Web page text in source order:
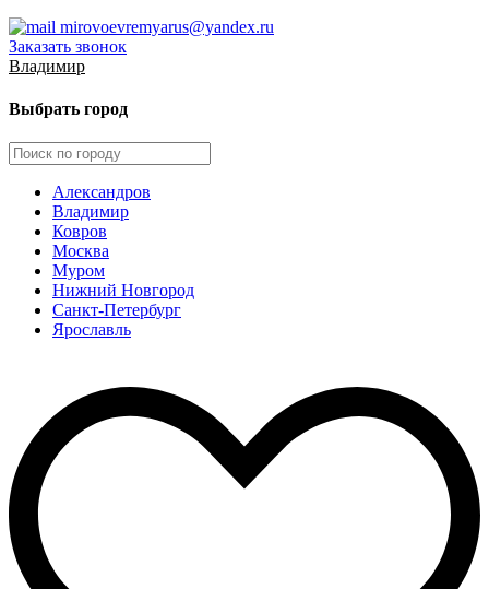
mirovoevremyarus@yandex.ru
Заказать звонок
Владимир
Выбрать город
Александров
Владимир
Ковров
Москва
Муром
Нижний Новгород
Санкт-Петербург
Ярославль